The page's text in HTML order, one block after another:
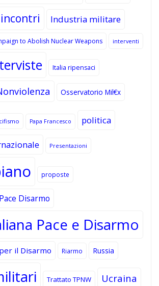
incontri Industria militare
to Abolish Nuclear Weapons interventi
Italia ripensaci
Osservatorio Mil€x
Papa Francesco politica
Presentazioni
proposte
Disarmo
Pace e Disarmo
il Disarmo Riarmo Russia
Trattato TPNW Ucraina